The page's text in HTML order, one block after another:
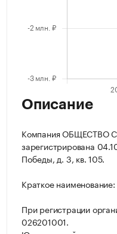
Описание
Компания ОБЩЕСТВО
зарегистрирована
Победы, д. 3, кв. 105.
Краткое
При регистрации
026201001.